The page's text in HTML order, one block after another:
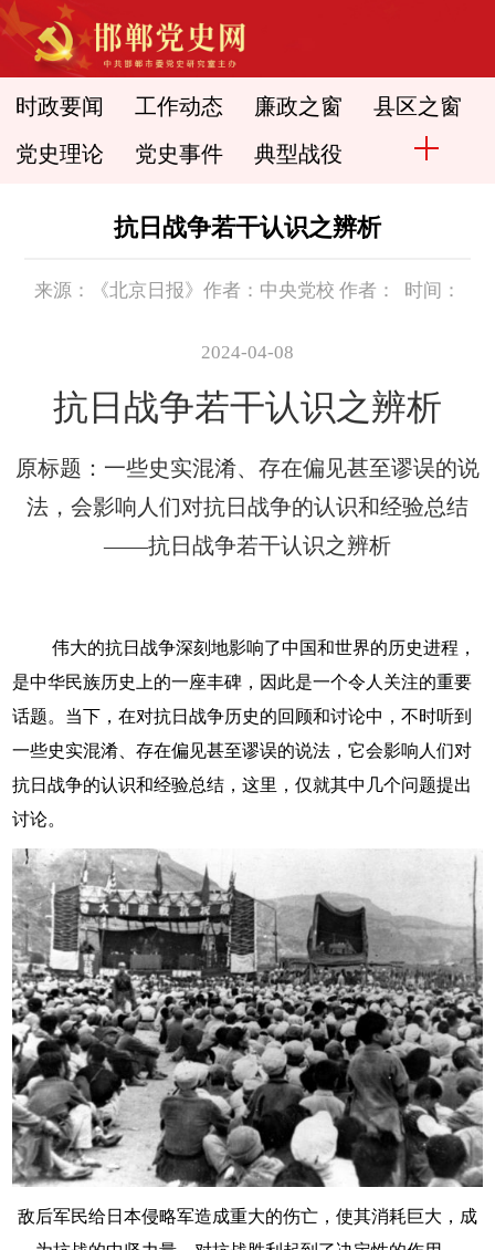
时政要闻 工作动态 廉政之窗 县区之窗
党史理论 党史事件 典型战役
抗日战争若干认识之辨析
来源：《北京日报》作者：中央党校 作者： 时间：
2024-04-08
抗日战争若干认识之辨析
原标题：一些史实混淆、存在偏见甚至谬误的说
法，会影响人们对抗日战争的认识和经验总结
——抗日战争若干认识之辨析
伟大的抗日战争深刻地影响了中国和世界的历史进程，
是中华民族历史上的一座丰碑，因此是一个令人关注的重要
话题。当下，在对抗日战争历史的回顾和讨论中，不时听到
一些史实混淆、存在偏见甚至谬误的说法，它会影响人们对
抗日战争的认识和经验总结，这里，仅就其中几个问题提出
讨论。
敌后军民给日本侵略军造成重大的伤亡，使其消耗巨大，成